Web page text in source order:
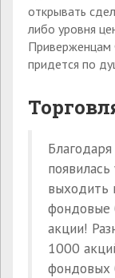
открывать
либо уровня
Приверженцам
придется по
выходить
фондовые
акции!
1000
фондовых